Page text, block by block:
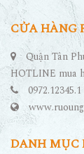
CỬA HÀNG
Quận Tân
HOTLINE mua
0972.12345.1
DANH MỤC